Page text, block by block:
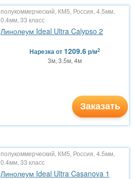
полукоммерческий, КМ5, Россия, 4.5мм,
0.4мм, 33 класс
Линолеум Ideal Ultra Calypso 2
Нарезкаот 1209.6р/м2
3м, 3.5м, 4м
Заказать
полукоммерческий, КМ5, Россия, 4.5мм,
0.4мм, 33 класс
Линолеум Ideal Ultra Casanova 1